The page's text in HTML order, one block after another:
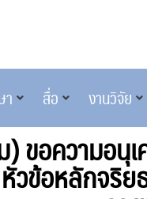
สื่อ งานวิจัย
ขอความอนุ
วข้อหลักจริ